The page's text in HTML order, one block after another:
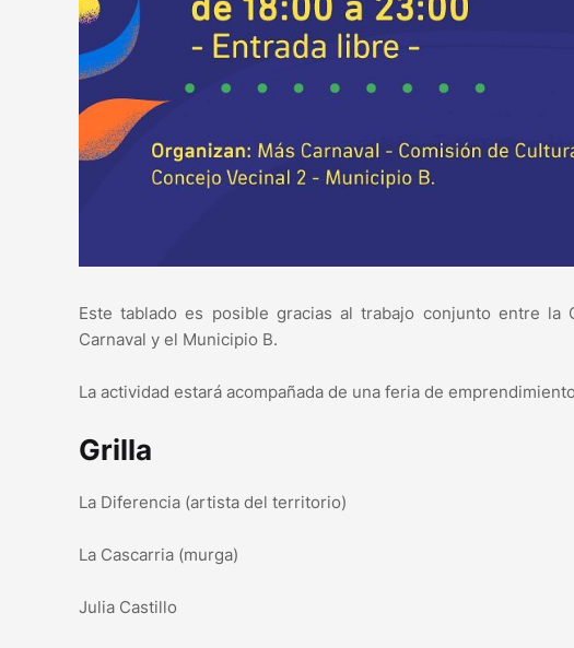
Este tablado es posible gracias al trabajo conjunto entre la
Carnaval y el Municipio B.
La actividad estará acompañada de una feria de
Grilla
La Diferencia (artista del territorio)
La Cascarria (murga)
Julia Castillo